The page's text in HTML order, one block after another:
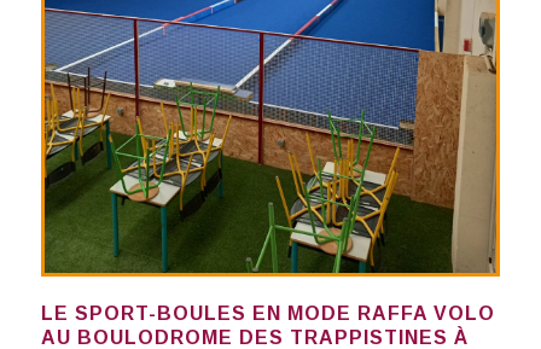
LE SPORT-BOULES EN MODE RAFFA VOLO
AU BOULODROME DES TRAPPISTINES À